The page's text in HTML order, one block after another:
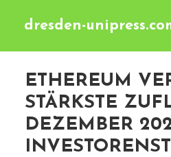
dresden-
ETHEREUM
STÄRKSTE
DEZEMBER